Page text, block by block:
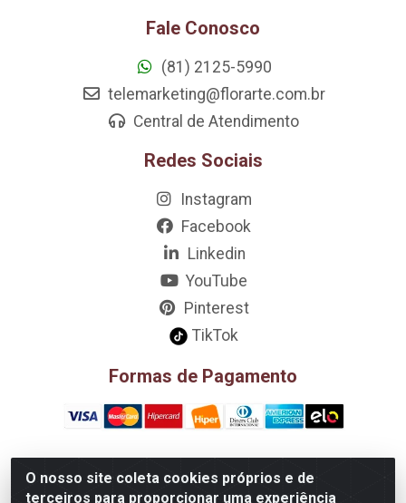
O nosso site coleta cookies próprios e de
terceiros para proporcionar uma experiência
Fale Conosco
(81) 2125-5990
telemarketing@florarte.com.br
Central de Atendimento
Redes Sociais
Instagram
Facebook
Linkedin
YouTube
Pinterest
TikTok
Formas de Pagamento
D&A Decoração e Ambientação LTDA - Rua Riachão, 807 –